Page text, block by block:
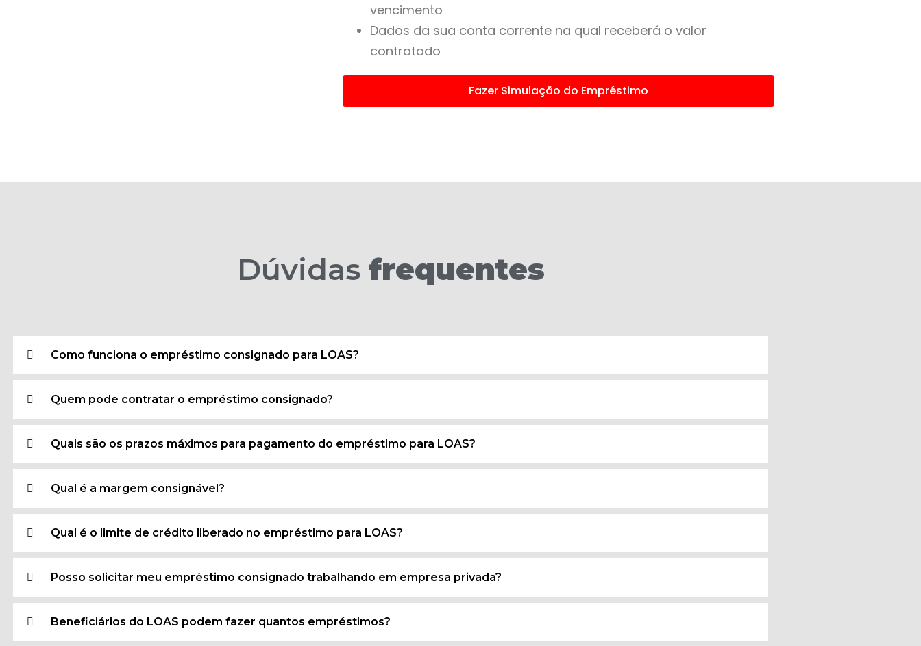
vencimento
Dados da sua conta corrente na qual receberá o valor
contratado
Fazer Simulação do Empréstimo
Dúvidas frequentes
Como funciona o empréstimo consignado para LOAS?
Quem pode contratar o empréstimo consignado?
Quais são os prazos máximos para pagamento do empréstimo para LOAS?
Qual é a margem consignável?
Qual é o limite de crédito liberado no empréstimo para LOAS?
Posso solicitar meu empréstimo consignado trabalhando em empresa privada?
Beneficiários do LOAS podem fazer quantos empréstimos?